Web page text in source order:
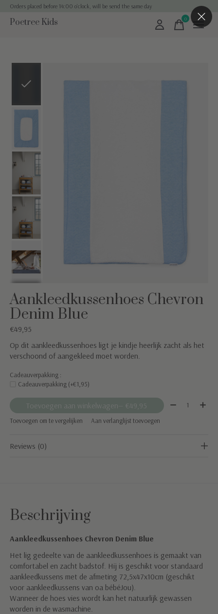
Orders placed before 14:00 o'clock, will be send the same day
Poetree Kids 0items
Aankleedkussenhoes Chevron
Denim Blue
€49,95
Op dit aankleedkussenhoes ligt je kindje heerlijk zacht als het
verschoond of aangekleed moet worden.
Cadeauverpakking :
Cadeauverpakking (+€1,95)
Toevoegen aan winkelwagen — €49,95 Aantal:
Toevoegen om te vergelijken Aan verlanglijst toevoegen
Reviews (0)
Beschrijving
Aankleedkussenhoes Chevron Denim Blue
Het lig gedeelte van de aankleedkussenhoes is gemaakt van
comfortabel en zacht badstof. Hij is geschikt voor standaard
aankleedkussens met de afmeting 72,5x47x10cm (geschikt
voor aankleedkussens van oa bébéJou).
Wanneer de hoes vies wordt kan het natuurlijk gewassen
worden in de wasmachine.